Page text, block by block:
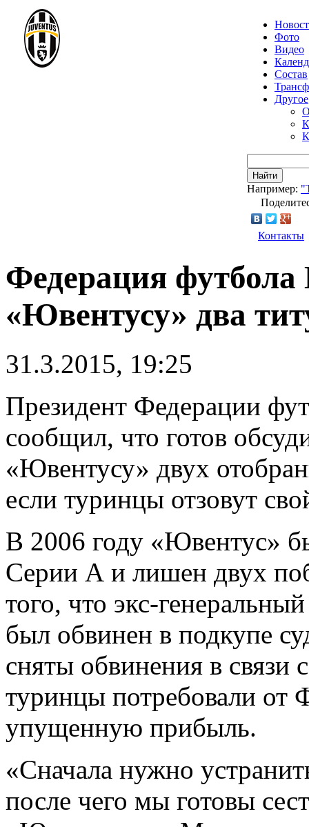
Фото
Видео
Состав
Другое
Найти
Например:
Контакты
Федерация
«Ювентусу» два
31.3.2015, 19:25
Президент Федерации
сообщил, что готов
«Ювентусу» двух
если туринцы отзовут
В 2006 году «Ювентус»
Серии А и лишен двух
того, что экс-
был обвинен в подкупе
сняты обвинения в связи
туринцы потребовали
упущенную прибыль.
«Сначала нужно
после чего мы готовы